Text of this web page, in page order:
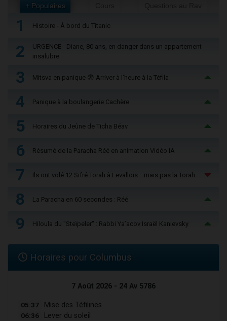
+ Populaires
1 Histoire - À bord du Titanic
2
URGENCE - Diane, 80 ans, en danger dans un appartement
insalubre
3 Mitsva en panique 😨 Arriver à l'heure à la Téfila
4 Panique à la boulangerie Cachère
5 Horaires du Jeûne de Ticha Béav
6 Résumé de la Paracha Réé en animation Vidéo IA
7 Ils ont volé 12 Sifré Torah à Levallois… mais pas la Torah
8 La Paracha en 60 secondes : Réé
9 Hiloula du "Steïpeler" : Rabbi Ya’acov Israël Kanievsky
Horaires pour Columbus
7 Août 2026 - 24 Av 5786
05:37 Mise des Téfilines
06:36 Lever du soleil